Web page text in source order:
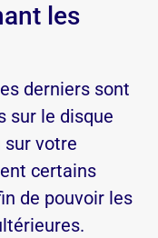
les
derniers sont
sur le disque
votre
certains
de pouvoir les